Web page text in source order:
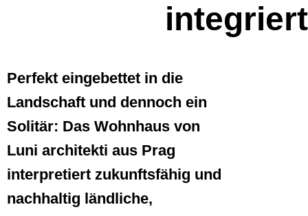
integriert
Perfekt eingebettet in die
Landschaft und dennoch ein
Solitär: Das Wohnhaus von
Luni architekti aus Prag
interpretiert zukunftsfähig und
nachhaltig ländliche,